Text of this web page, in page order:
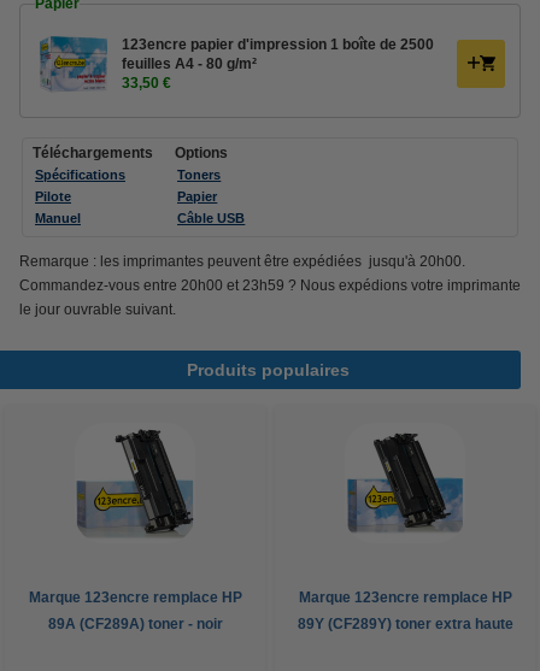
Papier
123encre papier d'impression 1 boîte de 2500
feuilles A4 - 80 g/m²
33,50 €
Téléchargements
Spécifications
Pilote
Manuel
Options
Toners
Papier
Câble USB
Remarque : les imprimantes peuvent être expédiées jusqu'à 20h00.
Commandez-vous entre 20h00 et 23h59 ? Nous expédions votre imprimante
le jour ouvrable suivant.
Produits populaires
Marque 123encre remplace HP
89A (CF289A) toner - noir
Marque 123encre remplace HP
89Y (CF289Y) toner extra haute